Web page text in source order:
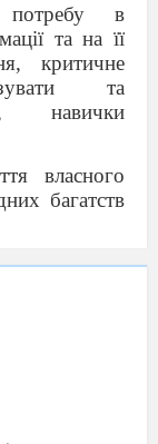
в
та на її
критичне
та
навички
власного
багатств
аркуші-
умовних